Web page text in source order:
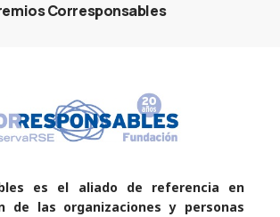
Corresponsables
es el aliado de referencia en
de las organizaciones y personas